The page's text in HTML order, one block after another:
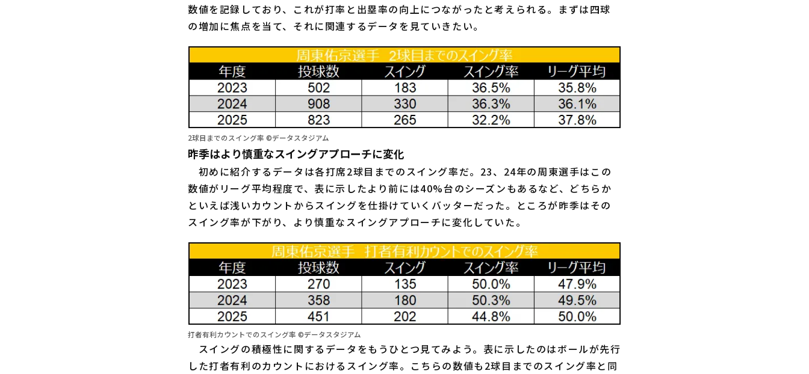
数値を記録しており、これが打率と出塁率の向上につながったと考えられる。まずは四球
の増加に焦点を当て、それに関連するデータを見ていきたい。
2球目までのスイング率 ©データスタジアム
昨季はより慎重なスイングアプローチに変化
初めに紹介するデータは各打席2球目までのスイング率だ。23、24年の周東選手はこの
数値がリーグ平均程度で、表に示したより前には40%台のシーズンもあるなど、どちらか
といえば浅いカウントからスイングを仕掛けていくバッターだった。ところが昨季はその
スイング率が下がり、より慎重なスイングアプローチに変化していた。
打者有利カウントでのスイング率 ©データスタジアム
スイングの積極性に関するデータをもうひとつ見てみよう。表に示したのはボールが先行
した打者有利のカウントにおけるスイング率。こちらの数値も2球目までのスイング率と同